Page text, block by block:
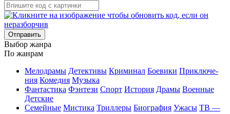
Отправить
Вы­бор жан­ра
По жан­рам
Ме­ло­дра­мы Де­тек­ти­вы Кри­ми­нал Бое­ви­ки При­клю­че­
ния Ко­ме­дия Му­зы­ка
Фан­та­сти­ка Фэн­те­зи Спорт Ис­то­рия Дра­мы Во­ен­ные
Дет­ские
Се­мей­ные Мис­ти­ка Трил­ле­ры Био­гра­фия Ужа­сы ТВ —